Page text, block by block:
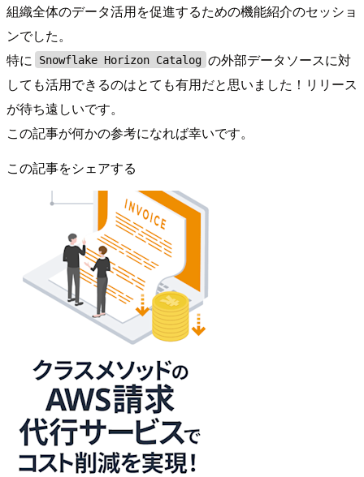
組織全体のデータ活用を促進するための機能紹介のセッショ
ンでした。
特に
Snowflake Horizon Catalog の外部データソースに対
しても活用できるのはとても有用だと思いました！リリース
が待ち遠しいです。
この記事が何かの参考になれば幸いです。
この記事をシェアする